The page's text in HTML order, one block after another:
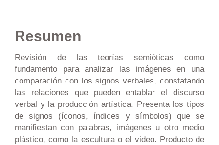
Resumen
Revisión de las teorías semióticas como
fundamento para analizar las imágenes en una
comparación con los signos verbales, constatando
las relaciones que pueden entablar el discurso
verbal y la producción artística. Presenta los tipos
de signos (íconos, índices y símbolos) que se
manifiestan con palabras, imágenes u otro medio
plástico, como la escultura o el video. Producto de